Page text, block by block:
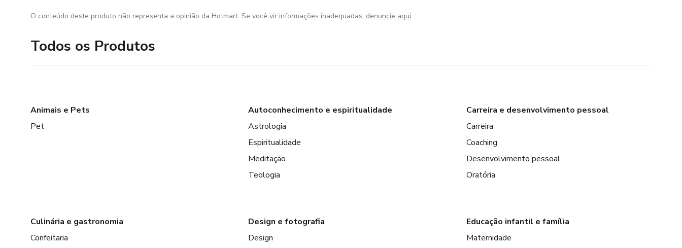
O conteúdo deste produto não representa a opinião da Hotmart. Se você vir informações inadequadas, denuncie aqui
Todos os Produtos
Animais e Pets
Pet
Autoconhecimento e espiritualidade
Astrologia
Espiritualidade
Meditação
Teologia
Carreira e desenvolvimento pessoal
Carreira
Coaching
Desenvolvimento pessoal
Oratória
Culinária e gastronomia
Confeitaria
Design e fotografia
Design
Educação infantil e família
Maternidade